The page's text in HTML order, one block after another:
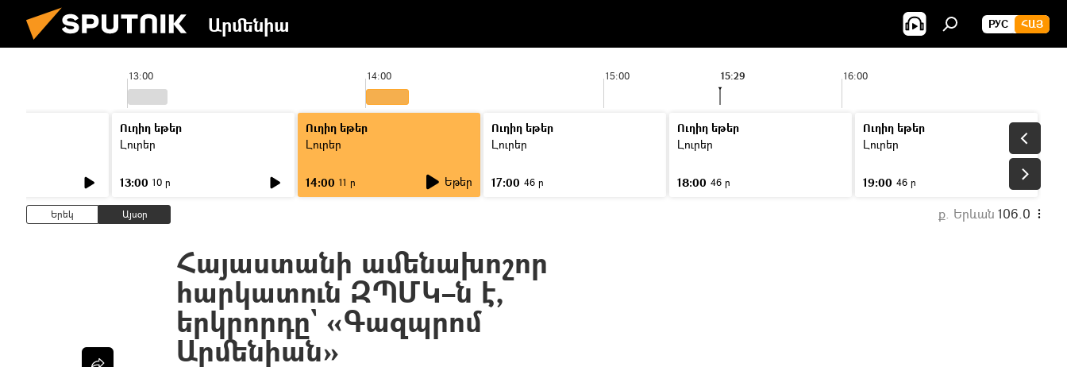
Արմենիա РУС ՀԱՅ
13:00 14:00 15:00 16:00
15:29
Ուղիղ եթեր
Լուրեր
13:00 10 ր
Ուղիղ եթեր
Լուրեր
14:00 11 ր Եթեր
Ուղիղ եթեր
Լուրեր
17:00 46 ր
Ուղիղ եթեր
Լուրեր
18:00 46 ր
Ուղիղ եթեր
Լուրեր
19:00 46 ր
Երեկ Այսօր ք. Երևան 106.0
Հայաստանի ամենախոշոր
հարկատուն ԶՊՄԿ–ն է,
երկրորդը` «Գազպրոմ
Արմենիան»